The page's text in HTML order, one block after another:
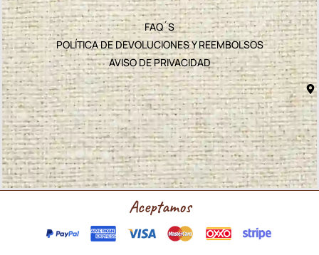
FAQ´S
POLÍTICA DE DEVOLUCIONES Y REEMBOLSOS
AVISO DE PRIVACIDAD
Aceptamos